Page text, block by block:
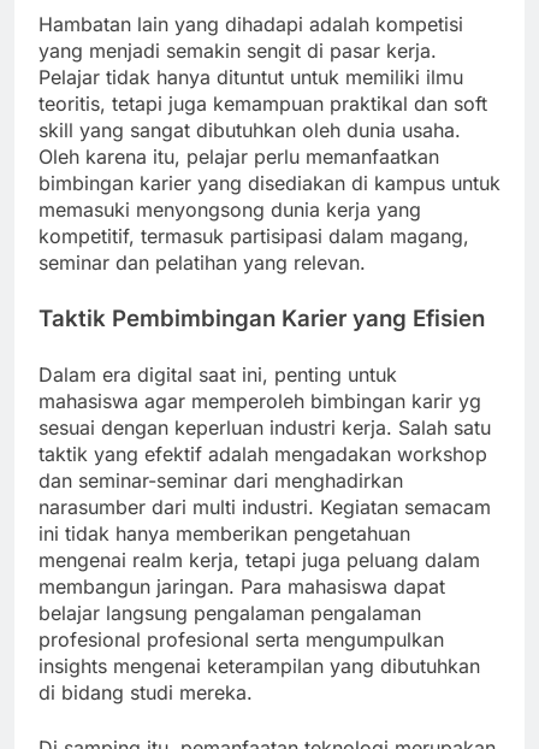
Hambatan lain yang dihadapi adalah kompetisi
yang menjadi semakin sengit di pasar kerja.
Pelajar tidak hanya dituntut untuk memiliki ilmu
teoritis, tetapi juga kemampuan praktikal dan soft
skill yang sangat dibutuhkan oleh dunia usaha.
Oleh karena itu, pelajar perlu memanfaatkan
bimbingan karier yang disediakan di kampus untuk
memasuki menyongsong dunia kerja yang
kompetitif, termasuk partisipasi dalam magang,
seminar dan pelatihan yang relevan.
Taktik Pembimbingan Karier yang Efisien
Dalam era digital saat ini, penting untuk
mahasiswa agar memperoleh bimbingan karir yg
sesuai dengan keperluan industri kerja. Salah satu
taktik yang efektif adalah mengadakan workshop
dan seminar-seminar dari menghadirkan
narasumber dari multi industri. Kegiatan semacam
ini tidak hanya memberikan pengetahuan
mengenai realm kerja, tetapi juga peluang dalam
membangun jaringan. Para mahasiswa dapat
belajar langsung pengalaman pengalaman
profesional profesional serta mengumpulkan
insights mengenai keterampilan yang dibutuhkan
di bidang studi mereka.